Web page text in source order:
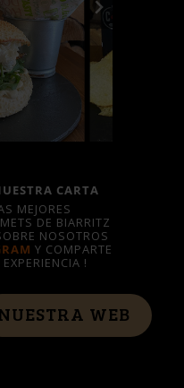
CARTA
MEJORES
DE BIARRITZ
NOSOTROS
Y COMPARTE
!
WEB